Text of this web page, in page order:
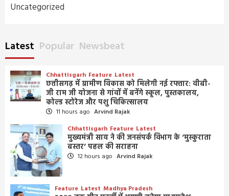
Uncategorized
Latest Popular Newsbeat
Chhattisgarh Feature Latest
छत्तीसगढ़ में ग्रामीण विकास को मिलेगी नई रफ्तार: वीबी-
जी राम जी योजना से गांवों में बनेंगे स्कूल, पुस्तकालय,
कोल्ड स्टोरेज और पशु चिकित्सालय
11 hours ago Arvind Rajak
Chhattisgarh Feature Latest
मुख्यमंत्री साय ने की जनसंपर्क विभाग के ‘मुस्कुराता
बस्तर’ पहल की सराहना
12 hours ago Arvind Rajak
Feature Latest Madhya Pradesh